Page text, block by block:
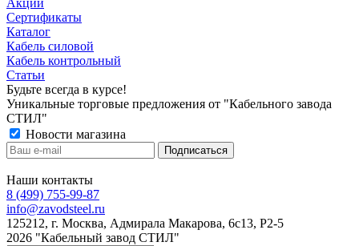
Акции
Сертификаты
Каталог
Кабель силовой
Кабель контрольный
Статьи
Будьте всегда в курсе!
Уникальные торговые предложения от "Кабельного завода
СТИЛ"
Новости магазина
Наши контакты
8 (499) 755-99-87
info@zavodsteel.ru
125212, г. Москва, Адмирала Макарова, 6с13, Р2-5
2026 "Кабельный завод СТИЛ"